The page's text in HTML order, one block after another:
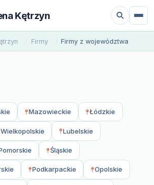
Kętrzyn
Firmy Firmy z województwa
Mazowieckie Łódzkie
Wielkopolskie Lubelskie
Śląskie
Podkarpackie Opolskie